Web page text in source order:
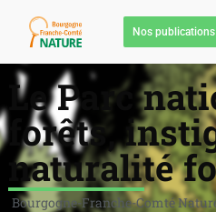
Nos publications
Le Parc
forêts,
naturalité
Bourgogne-Franche-Comté